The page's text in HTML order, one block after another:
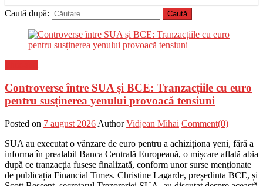
Caută după:
Controverse între SUA și BCE: Tranzacțiile cu euro
pentru susținerea yenului provoacă tensiuni
Posted on 7 august 2026 Author Vidjean Mihai Comment(0)
SUA au executat o vânzare de euro pentru a achiziționa yeni, fără a
informa în prealabil Banca Centrală Europeană, o mișcare aflată abia
după ce tranzacția fusese finalizată, conform unor surse menționate
de publicația Financial Times. Christine Lagarde, președinta BCE, și